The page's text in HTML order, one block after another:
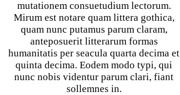
mutationem consuetudium lectorum.
Mirum est notare quam littera gothica,
quam nunc putamus parum claram,
anteposuerit litterarum formas
humanitatis per seacula quarta decima et
quinta decima. Eodem modo typi, qui
nunc nobis videntur parum clari, fiant
sollemnes in.